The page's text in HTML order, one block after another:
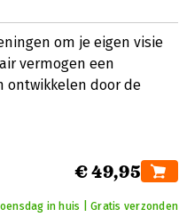
om je eigen visie
vermogen een
ontwikkelen door de
€ 49,95
in huis | Gratis verzonden